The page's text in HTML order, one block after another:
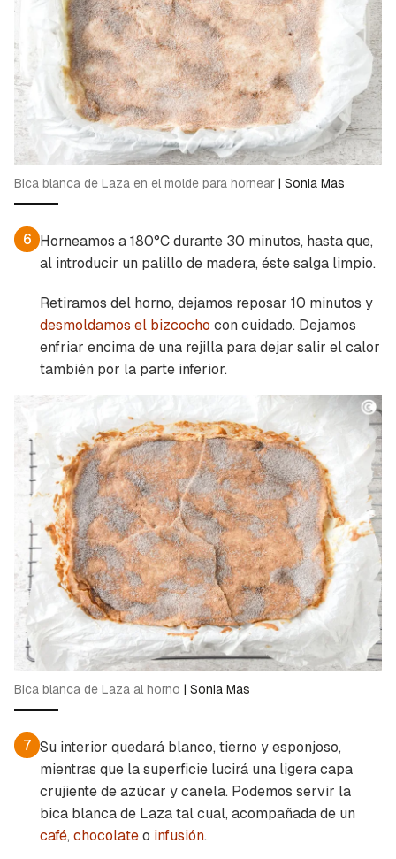
Bica blanca de Laza en el molde para hornear | Sonia Mas
6 Horneamos a 180°C durante 30 minutos, hasta que,
al introducir un palillo de madera, éste salga limpio.
Retiramos del horno, dejamos reposar 10 minutos y
desmoldamos el bizcocho con cuidado. Dejamos
enfriar encima de una rejilla para dejar salir el calor
también por la parte inferior.
Bica blanca de Laza al horno | Sonia Mas
7 Su interior quedará blanco, tierno y esponjoso,
mientras que la superficie lucirá una ligera capa
crujiente de azúcar y canela. Podemos servir la
bica blanca de Laza tal cual, acompañada de un
café, chocolateo infusión.